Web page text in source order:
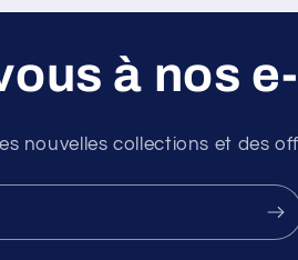
à nos
nouvelles collections et des